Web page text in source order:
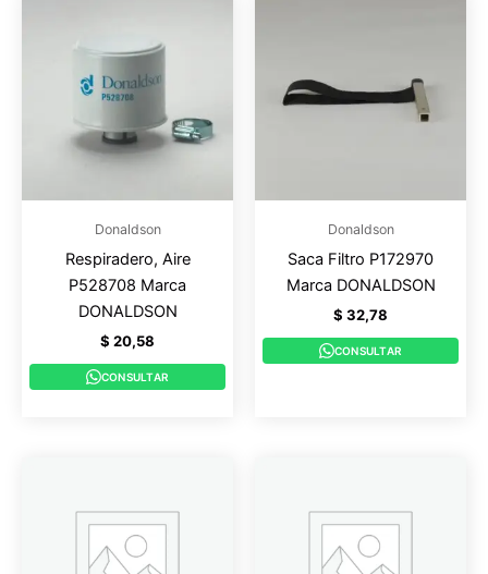
Donaldson
Respiradero, Aire
P528708 Marca
DONALDSON
$ 20,58
CONSULTAR
Donaldson
Saca Filtro P172970
Marca DONALDSON
$ 32,78
CONSULTAR